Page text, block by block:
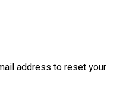
address to reset your